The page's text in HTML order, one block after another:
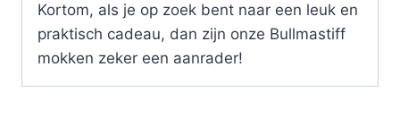
Kortom, als je op zoek bent naar een leuk en
praktisch cadeau, dan zijn onze Bullmastiff
mokken zeker een aanrader!